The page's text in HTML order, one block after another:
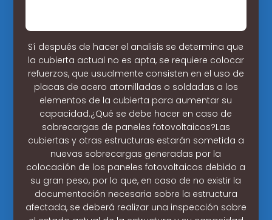
Sí después de hacer el analisis se determina que
la cubierta actual no es apta, se requiere colocar
refuerzos, que usualmente consisten en el uso de
placas de acero atornilladas o soldadas a los
elementos de la cubierta para aumentar su
capacidad.¿Qué se debe hacer en caso de
sobrecargas de paneles fotovoltaicos?Las
cubiertas y otras estructuras estarán sometida a
nuevas sobrecargas generadas por la
colocación de los paneles fotovoltaicos debido a
su gran peso, por lo que, en caso de no existir la
documentación necesaria sobre la estructura
afectada, se deberá realizar una inspección sobre